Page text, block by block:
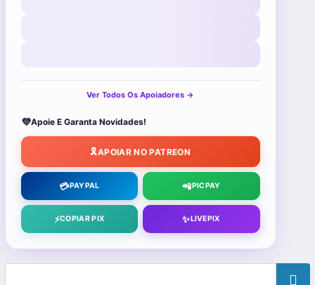
Ver Todos Os Apoiadores →
💜Apoie E Garanta Novidades!
🎗️APOIAR NO PATREON
💳PAYPAL 📲PICPAY
⚡COPIAR PIX ✨LIVEPIX